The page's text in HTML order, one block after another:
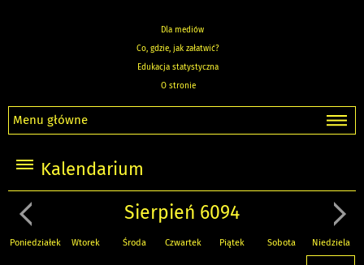
Dla mediów
Co, gdzie, jak załatwić?
Edukacja statystyczna
O stronie
Menu główne
Kalendarium
Sierpień 6094
Poniedziałek Wtorek Środa Czwartek Piątek Sobota Niedziela